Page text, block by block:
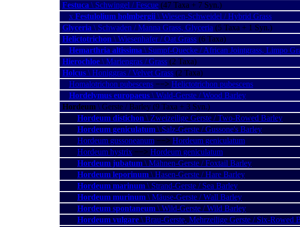
Festuca \ Schwingel / Fescue (47 Taxa + 7 Syn.)
x Festulolium holmbergii \ Wiesen-Schweidel / Hybrid Grass
Glyceria \ Schwaden / Manna Grass, Glyceria (5 Taxa + 1 Syn.)
Helictotrichon \ Wiesenhafer / Oat Grass (6 Taxa)
Hemarthria altissima \ Sumpf-Quecke / African Jointgrass, Limpo
Hierochloe \ Mariengras / Grass (2 Taxa)
Holcus \ Honiggras / Velvet Grass (2 Taxa)
Homalotrichon pubescens −−> Helictotrichon pubescens
Hordelymus europaeus \ Wald-Gerste / Wood Barley
Hordeum \ Gerste / Barley (9 Taxa + 3 Syn.)
Hordeum distichon \ Zweizeilige Gerste / Two-Rowed Barley
Hordeum geniculatum \ Salz-Gerste / Gussone's Barley
Hordeum gussoneanum −−> Hordeum geniculatum
Hordeum hystrix −−> Hordeum geniculatum
Hordeum jubatum \ Mähnen-Gerste / Foxtail Barley
Hordeum leporinum \ Hasen-Gerste / Hare Barley
Hordeum marinum \ Strand-Gerste / Sea Barley
Hordeum murinum \ Mäuse-Gerste / Wall Barley
Hordeum spontaneum \ Wild-Gerste / Wild Barley
Hordeum vulgare \ Brau-Gerste, Mehrzeilige Gerste / Six-Rowed